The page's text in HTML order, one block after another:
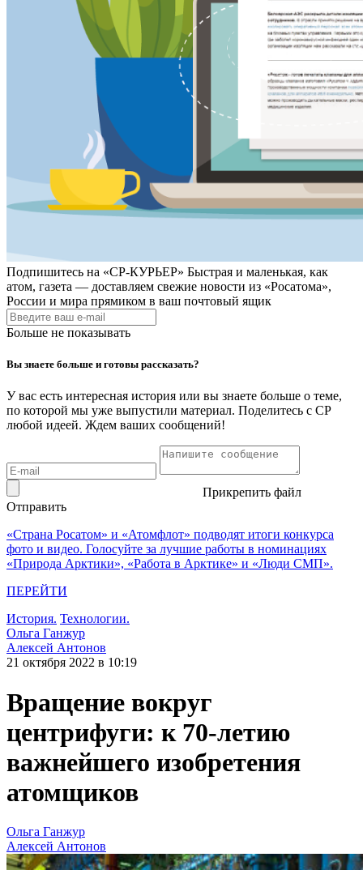
Подпишитесь на «СР-КУРЬЕР» Быстрая и маленькая, как
атом, газета — доставляем свежие новости из «Росатома»,
России и мира прямиком в ваш почтовый ящик
Больше не показывать
Вы знаете больше и готовы рассказать?
У вас есть интересная история или вы знаете больше о теме,
по которой мы уже выпустили материал. Поделитесь с СР
любой идеей. Ждем ваших сообщений!
Прикрепить файл
Отправить
«Страна Росатом» и «Атомфлот» подводят итоги конкурса
фото и видео. Голосуйте за лучшие работы в номинациях
«Природа Арктики», «Работа в Арктике» и «Люди СМП».
ПЕРЕЙТИ
История. Технологии.
Ольга Ганжур
Алексей Антонов
21 октября 2022 в 10:19
Вращение вокруг
центрифуги: к 70-летию
важнейшего изобретения
атомщиков
Ольга Ганжур
Алексей Антонов